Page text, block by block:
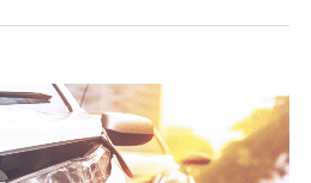
データの項目】
モがサービス提供等を通じて取得
人データ